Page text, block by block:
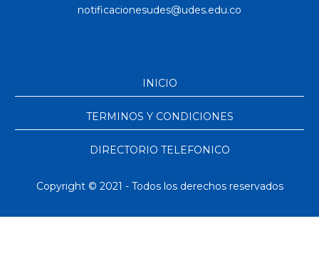
INICIO
TERMINOS Y CONDICIONES
DIRECTORIO TELEFONICO
Copyright © 2021 - Todos los derechos reservados